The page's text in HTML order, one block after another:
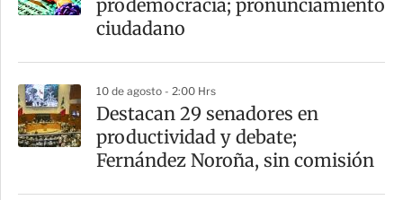
t
prodemocracia; pronunciamiento
ciudadano
10 de agosto - 2:00 Hrs
Destacan 29 senadores en
productividad y debate;
Fernández Noroña, sin comisión